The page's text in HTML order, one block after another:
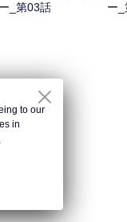
ー_第03話
ー
to our
in